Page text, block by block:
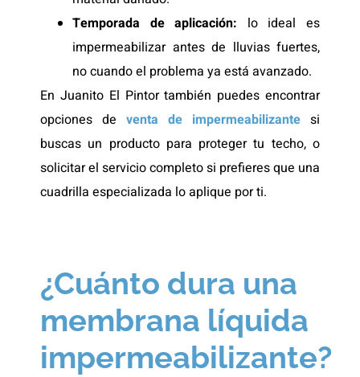
Temporada de aplicación: lo ideal es
impermeabilizar antes de lluvias fuertes,
no cuando el problema ya está avanzado.
En Juanito El Pintor también puedes encontrar
opciones de venta de impermeabilizante si
buscas un producto para proteger tu techo, o
solicitar el servicio completo si prefieres que una
cuadrilla especializada lo aplique por ti.
¿Cuánto dura una
membrana líquida
impermeabilizante?